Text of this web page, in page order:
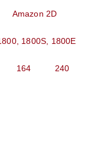
Amazon 2D
1800S, 1800E
164 240